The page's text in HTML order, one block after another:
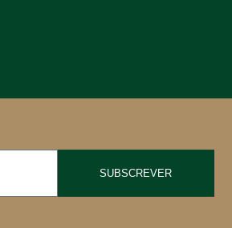
SUBSCREVER